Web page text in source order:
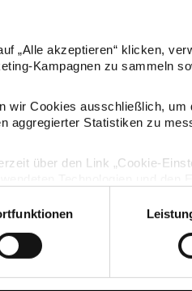
„Alle akzeptieren“ klicken,
Kampagnen zu sammeln
wir Cookies ausschließlich,
aggregierter Statistiken zu
über den Link „Cookie-